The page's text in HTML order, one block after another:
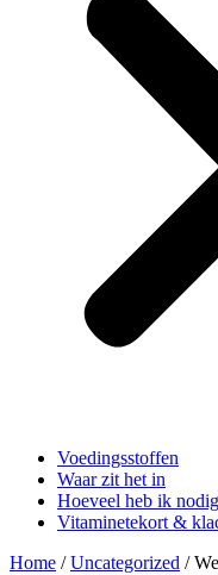
Voedingsstoffen
Waar zit het in
Hoeveel heb ik nodig
Vitaminetekort &
Home /Uncategorized /